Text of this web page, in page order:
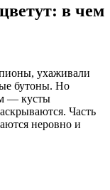
в чем
ухаживали
бутоны. Но
— кусты
Часть
неровно и